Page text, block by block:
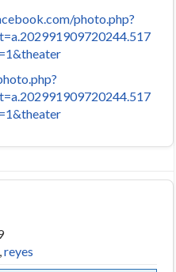
photo.php?
reyes